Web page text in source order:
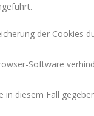
der Cookies
Software
in diesem Fall